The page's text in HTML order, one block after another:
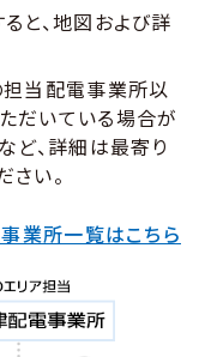
と、地図および詳
担当配電事業所以
だいている場合が
ど、詳細は最寄り
い。
業所一覧はこちら